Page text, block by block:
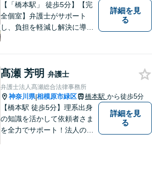
【「橋本駅」 徒歩5分】【完
全個室】弁護士がサポート
し、負担を軽減し解決に導き
はご相談いただき、今後の進
め方を一緒に考えましょう。
【法テラス利用可】
詳細を見
る
髙瀬 芳明 弁護士
弁護士法人髙瀬総合法律事務所
神奈川県|相模原市緑区 橋本駅 から徒歩5分
【橋本駅 徒歩5分】理系出身
の知識を活かして依頼者さま
を全力でサポート！法人のお
詳細を見
る